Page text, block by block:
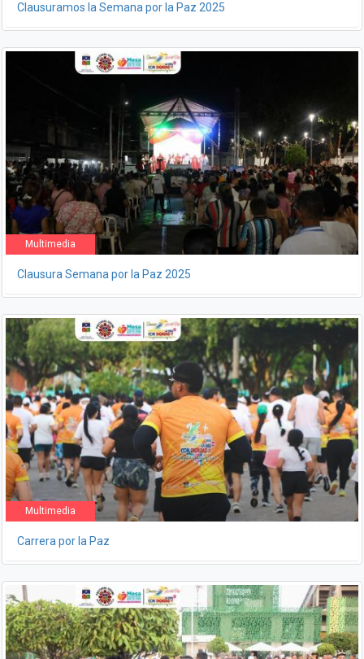
Clausuramos la Semana por la Paz 2025
Multimedia
Clausura Semana por la Paz 2025
Multimedia
Carrera por la Paz